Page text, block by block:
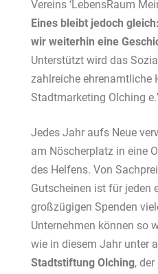
Vereins ‘LebensRaum
Eines bleibt jedoch
wir weiterhin eine
Unterstützt wird das
zahlreiche ehrenamtliche
Stadtmarketing Olching
Jedes Jahr aufs Neue
am Nöscherplatz in eine
des Helfens. Von
Gutscheinen ist für jeden
großzügigen Spenden
Unternehmen können so
wie in diesem Jahr unter
Stadtstiftung Olching, der